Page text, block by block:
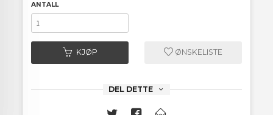
ANTALL
KJØP ØNSKELISTE
DEL DETTE